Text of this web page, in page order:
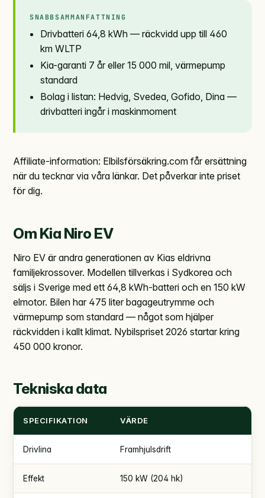
SNABBSAMMANFATTNING
Drivbatteri 64,8 kWh — räckvidd upp till 460
km WLTP
Kia-garanti 7 år eller 15 000 mil, värmepump
standard
Bolag i listan: Hedvig, Svedea, Gofido, Dina —
drivbatteri ingår i maskinmoment
Affiliate-information: Elbilsförsäkring.com får ersättning
när du tecknar via våra länkar. Det påverkar inte priset
för dig.
Om Kia Niro EV
Niro EV är andra generationen av Kias eldrivna
familjekrossover. Modellen tillverkas i Sydkorea och
säljs i Sverige med ett 64,8 kWh-batteri och en 150 kW
elmotor. Bilen har 475 liter bagageutrymme och
värmepump som standard — något som hjälper
räckvidden i kallt klimat. Nybilspriset 2026 startar kring
450 000 kronor.
Tekniska data
SPECIFIKATION VÄRDE
Drivlina Framhjulsdrift
Effekt 150 kW (204 hk)